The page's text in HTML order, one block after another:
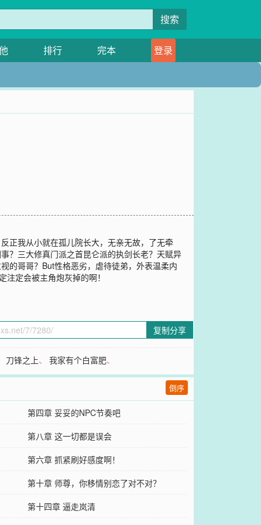
搜索
排行 完本
登录
正我从小就在孤儿院长大，无亲无故，了无牵
？三大修真门派之首昆仑派的执剑长老？天赋异
的哥哥？But性格恶劣，虐待徒弟，外表温柔内
定会被主角炮灰掉的啊！
复制分享
刀锋之上、我家有个白富肥、
倒序
第四章 妥妥的NPC节奏吧
第八章 这一切都是误会
第六章 抓紧刷好感度啊！
第十章 师尊，你移情别恋了对不对？
第十四章 逼走岚清